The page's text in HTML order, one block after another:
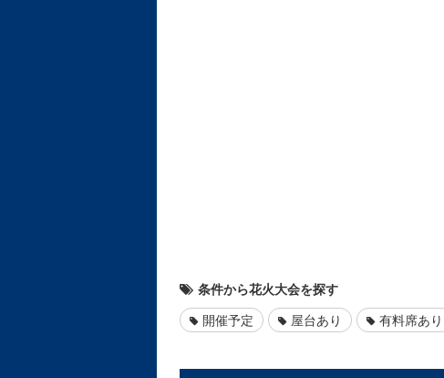
条件から花火大会を探す
開催予定
屋台あり 有料席あり